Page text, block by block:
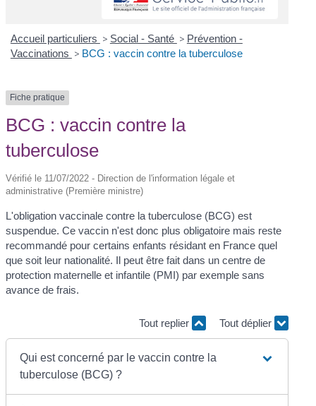
Accueil particuliers > Social - Santé > Prévention -
Vaccinations > BCG : vaccin contre la tuberculose
Fiche pratique
BCG : vaccin contre la
tuberculose
Vérifié le 11/07/2022 - Direction de l'information légale et
administrative (Première ministre)
L'obligation vaccinale contre la tuberculose (BCG) est
suspendue. Ce vaccin n'est donc plus obligatoire mais reste
recommandé pour certains enfants résidant en France quel
que soit leur nationalité. Il peut être fait dans un centre de
protection maternelle et infantile (PMI) par exemple sans
avance de frais.
Tout replier Tout déplier
Qui est concerné par le vaccin contre la
tuberculose (BCG) ?